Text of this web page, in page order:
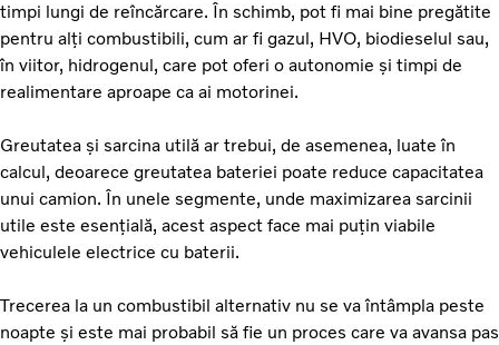
timpi lungi de reîncărcare. În schimb, pot fi mai bine pregătite
pentru alți combustibili, cum ar fi gazul, HVO, biodieselul sau,
în viitor, hidrogenul, care pot oferi o autonomie și timpi de
realimentare aproape ca ai motorinei.
Greutatea și sarcina utilă ar trebui, de asemenea, luate în
calcul, deoarece greutatea bateriei poate reduce capacitatea
unui camion. În unele segmente, unde maximizarea sarcinii
utile este esențială, acest aspect face mai puțin viabile
vehiculele electrice cu baterii.
Trecerea la un combustibil alternativ nu se va întâmpla peste
noapte și este mai probabil să fie un proces care va avansa pas